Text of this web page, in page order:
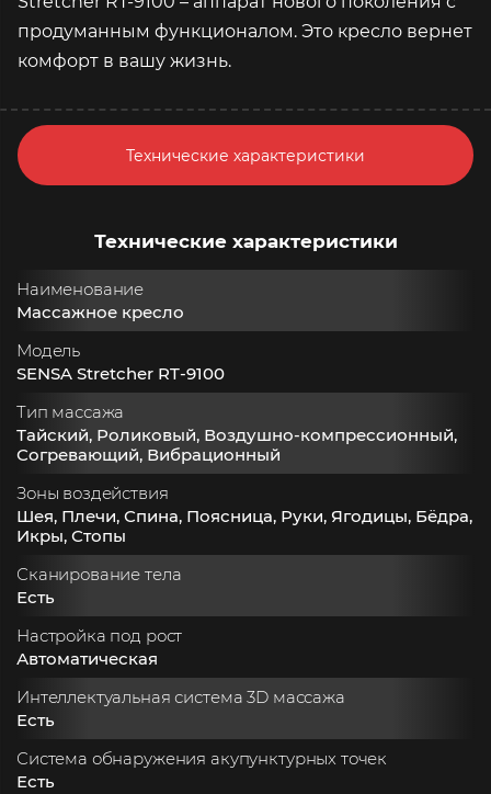
продуманным функционалом. Это кресло вернет
комфорт в вашу жизнь.
Технические характеристики
Технические характеристики
Наименование
Массажное кресло
Модель
SENSA Stretcher RT-9100
Тип массажа
Тайский, Роликовый, Воздушно-компрессионный,
Согревающий, Вибрационный
Зоны воздействия
Шея, Плечи, Спина, Поясница, Руки, Ягодицы, Бёдра,
Икры, Стопы
Сканирование тела
Есть
Настройка под рост
Автоматическая
Интеллектуальная система 3D массажа
Есть
Система обнаружения акупунктурных точек
Есть